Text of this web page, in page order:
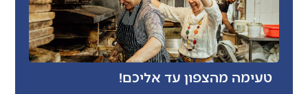
טעימה מהצפון עד אליכם!